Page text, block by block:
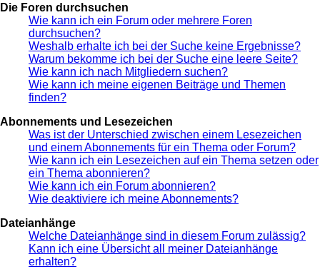
Die Foren durchsuchen
Wie kann ich ein Forum oder mehrere Foren
durchsuchen?
Weshalb erhalte ich bei der Suche keine Ergebnisse?
Warum bekomme ich bei der Suche eine leere Seite?
Wie kann ich nach Mitgliedern suchen?
Wie kann ich meine eigenen Beiträge und Themen
finden?
Abonnements und Lesezeichen
Was ist der Unterschied zwischen einem Lesezeichen
und einem Abonnements für ein Thema oder Forum?
Wie kann ich ein Lesezeichen auf ein Thema setzen oder
ein Thema abonnieren?
Wie kann ich ein Forum abonnieren?
Wie deaktiviere ich meine Abonnements?
Dateianhänge
Welche Dateianhänge sind in diesem Forum zulässig?
Kann ich eine Übersicht all meiner Dateianhänge
erhalten?